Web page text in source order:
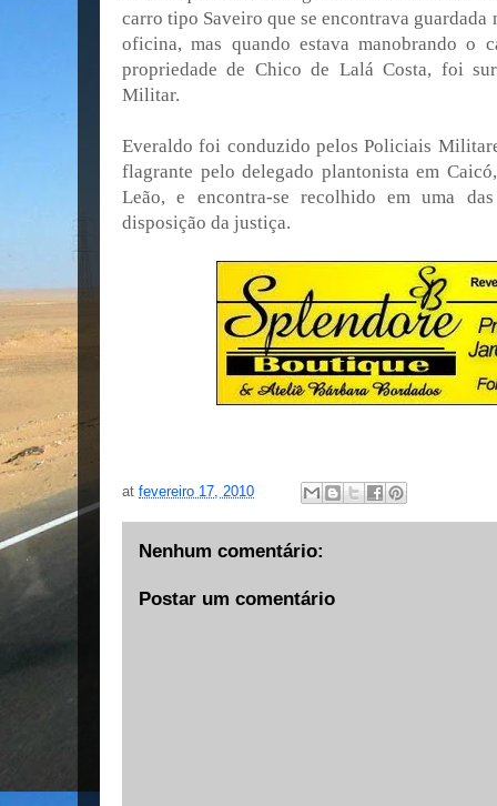
carro tipo Saveiro que se encontrava guardada
oficina, mas quando estava manobrando o
propriedade de Chico de Lalá Costa, foi
Militar.
Everaldo foi conduzido pelos Policiais
flagrante pelo delegado plantonista em
Leão, e encontra-se recolhido em uma
disposição da justiça.
at fevereiro 17, 2010
Nenhum comentário:
Postar um comentário